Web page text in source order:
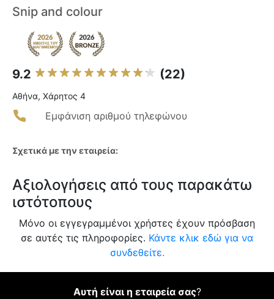
Snip and colour
9.2 (22)
Αθήνα, Χάρητος 4
Εμφάνιση αριθμού τηλεφώνου
Σχετικά με την εταιρεία:
Αξιολογήσεις από τους παρακάτω
ιστότοπους
Μόνο οι εγγεγραμμένοι χρήστες έχουν πρόσβαση
σε αυτές τις πληροφορίες. Κάντε κλικ εδώ για να
συνδεθείτε.
Αυτή είναι η εταιρεία σας?